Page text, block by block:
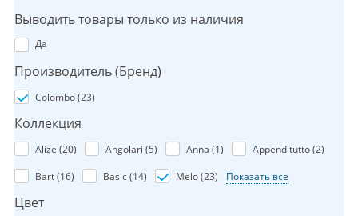
Выводить товары только из наличия
Да
Производитель (Бренд)
Colombo (23)
Коллекция
Alize (20) Angolari (5) Anna (1) Appenditutto (2)
Bart (16) Basic (14) Melo (23) Показать все
Цвет